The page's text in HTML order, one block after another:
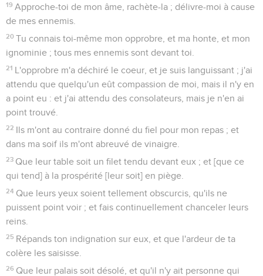
19 Approche-toi de mon âme, rachète-la ; délivre-moi à cause
de mes ennemis.
20 Tu connais toi-même mon opprobre, et ma honte, et mon
ignominie ; tous mes ennemis sont devant toi.
21 L'opprobre m'a déchiré le coeur, et je suis languissant ; j'ai
attendu que quelqu'un eût compassion de moi, mais il n'y en
a point eu : et j'ai attendu des consolateurs, mais je n'en ai
point trouvé.
22 Ils m'ont au contraire donné du fiel pour mon repas ; et
dans ma soif ils m'ont abreuvé de vinaigre.
23 Que leur table soit un filet tendu devant eux ; et [que ce
qui tend] à la prospérité [leur soit] en piège.
24 Que leurs yeux soient tellement obscurcis, qu'ils ne
puissent point voir ; et fais continuellement chanceler leurs
reins.
25 Répands ton indignation sur eux, et que l'ardeur de ta
colère les saisisse.
26 Que leur palais soit désolé, et qu'il n'y ait personne qui